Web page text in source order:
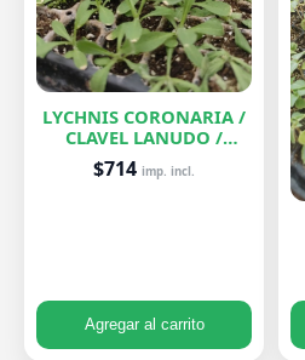
LYCHNIS CORONARIA /
CLAVEL LANUDO /
ABUELA
$714 imp. incl.
Agregar al carrito